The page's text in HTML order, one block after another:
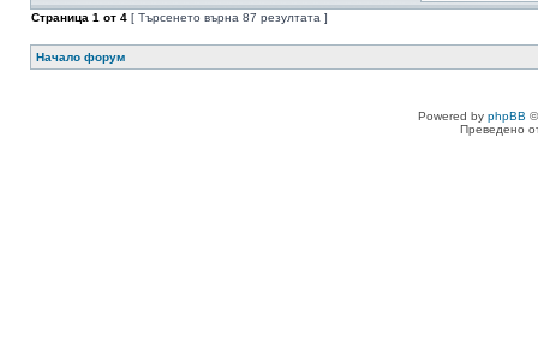
Страница 1 от 4 [ Търсенето върна 87 резултата ]
Начало форум
Powered by phpBB
Преведено